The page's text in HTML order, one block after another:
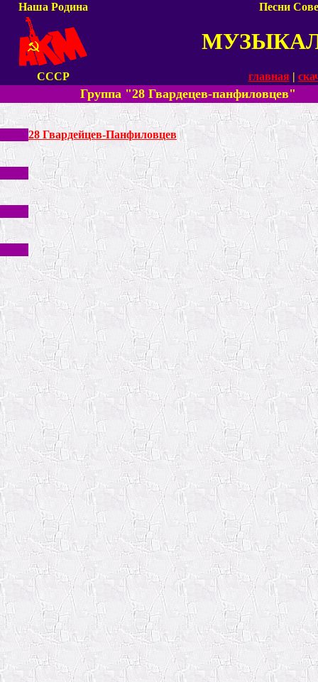
Наша Родина Песни
СССР главная|
Группа "28 Гвардецев-панфиловцев"
28 Гвардейцев-Панфиловцев